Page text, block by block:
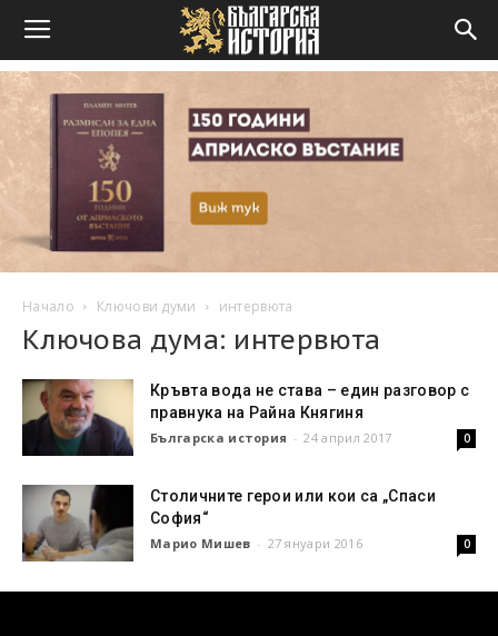
Начало Ключови думи интервюта
Ключова дума: интервюта
Кръвта вода не става – един разговор с
правнука на Райна Княгиня
Българска история - 24 април 2017 0
Столичните герои или кои са „Спаси
София“
Марио Мишев - 27 януари 2016 0